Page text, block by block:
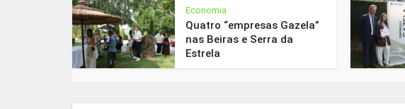
Economia
Quatro “empresas Gazela”
nas Beiras e Serra da
Estrela